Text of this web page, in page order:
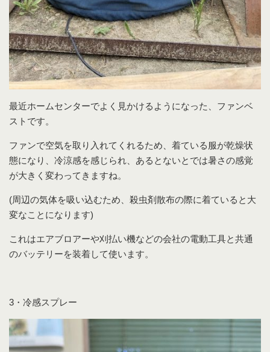
最近ホームセンターでよく見かけるようになった、ファンベ
ストです。
ファンで空気を取り入れてくれるため、着ている服が乾燥状
態になり、冷涼感を感じられ、あるとないとでは暑さの感覚
が大きく変わってきますね。
(周辺の気体を吸い込むため、殺虫剤散布の際に着ていると大
変なことになります)
これはエアブロアーや刈払い機などの会社の電動工具と共通
のバッテリーを装着して使います。
3・冷感スプレー